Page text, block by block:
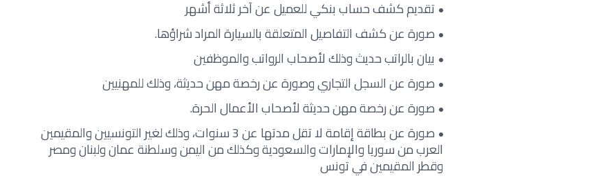
تقديم كشف حساب بنكي للعميل عن آخر ثلاثة أشهر
صورة عن كشف التفاصيل المتعلقة بالسيارة المراد شراؤها.
بيان بالراتب حديث وذلك لأصحاب الرواتب والموظفين
صورة عن السجل التجاري وصورة عن رخصة مهن حديثة، وذلك للمهنيين
صورة عن رخصة مهن حديثة لأصحاب الأعمال الحرة.
صورة عن بطاقة إقامة لا تقل مدتها عن 3 سنوات، وذلك لغير التونسيين والمقيمين
العرب من سوريا والإمارات والسعودية وكذلك من اليمن وسلطنة عمان ولبنان ومصر
وقطر المقيمين في تونس